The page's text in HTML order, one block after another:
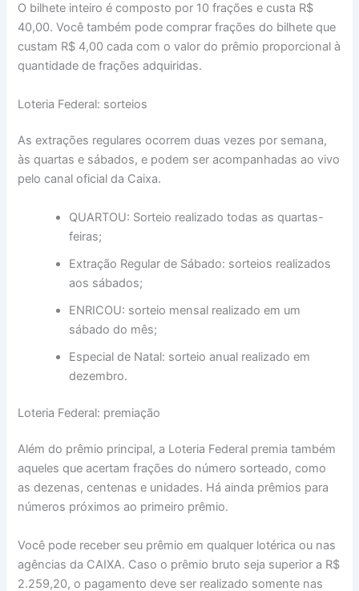
O bilhete inteiro é composto por 10 frações e custa R$
40,00. Você também pode comprar frações do bilhete que
custam R$ 4,00 cada com o valor do prêmio proporcional à
quantidade de frações adquiridas.
Loteria Federal: sorteios
As extrações regulares ocorrem duas vezes por semana,
às quartas e sábados, e podem ser acompanhadas ao vivo
pelo canal oficial da Caixa.
QUARTOU: Sorteio realizado todas as quartas-
feiras;
Extração Regular de Sábado: sorteios realizados
aos sábados;
ENRICOU: sorteio mensal realizado em um
sábado do mês;
Especial de Natal: sorteio anual realizado em
dezembro.
Loteria Federal: premiação
Além do prêmio principal, a Loteria Federal premia também
aqueles que acertam frações do número sorteado, como
as dezenas, centenas e unidades. Há ainda prêmios para
números próximos ao primeiro prêmio.
Você pode receber seu prêmio em qualquer lotérica ou nas
agências da CAIXA. Caso o prêmio bruto seja superior a ​R$
2.259,20, o pagamento deve ser realizado somente nas